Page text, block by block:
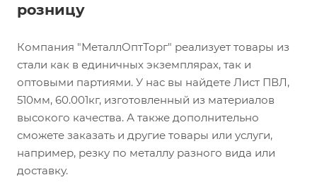
розницу
Компания "МеталлОптТорг" реализует товары из
стали как в единичных экземплярах, так и
оптовыми партиями. У нас вы найдете Лист ПВЛ,
510мм, 60.001кг, изготовленный из материалов
высокого качества. А также дополнительно
сможете заказать и другие товары или услуги,
например, резку по металлу разного вида или
доставку.